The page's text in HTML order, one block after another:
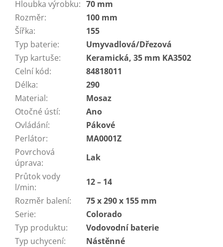
Hloubka výrobku: 70 mm
Rozměr:
100 mm
Šířka:
155
Typ baterie:
Umyvadlová/Dřezová
Typ kartuše:
Keramická, 35 mm KA3502
Celní kód:
84818011
Délka:
290
Material:
Mosaz
Otočné ústí:
Ano
Ovládání:
Pákové
Perlátor:
MA0001Z
Povrchová
úprava:
Lak
Průtok vody
l/min:
12 – 14
Rozměr balení:
75 x 290 x 155 mm
Serie:
Colorado
Typ produktu:
Vodovodní baterie
Typ uchycení:
Nástěnné